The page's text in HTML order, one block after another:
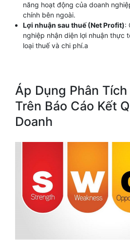
năng hoạt động của doanh
chính bên ngoài.
Lợi nhuận sau thuế (Net Profit):
nghiệp nhận diện lợi nhuận thực
loại thuế và chi phí.a
Áp Dụng Phân Tích
Trên Báo Cáo Kết
Doanh